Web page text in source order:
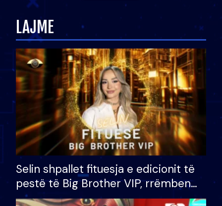
LAJME
Selin shpallet fituesja e edicionit të
pestë të Big Brother VIP, rrëmben
çmimin e madh prej 100 mijë eurosh